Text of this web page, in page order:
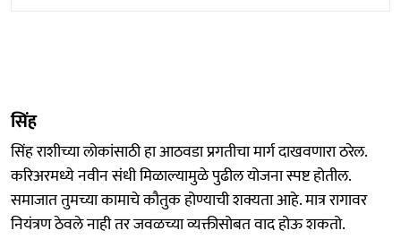
सिंह
सिंह राशीच्या लोकांसाठी हा आठवडा प्रगतीचा मार्ग दाखवणारा ठरेल.
करिअरमध्ये नवीन संधी मिळाल्यामुळे पुढील योजना स्पष्ट होतील.
समाजात तुमच्या कामाचे कौतुक होण्याची शक्यता आहे. मात्र रागावर
नियंत्रण ठेवले नाही तर जवळच्या व्यक्तीसोबत वाद होऊ शकतो.